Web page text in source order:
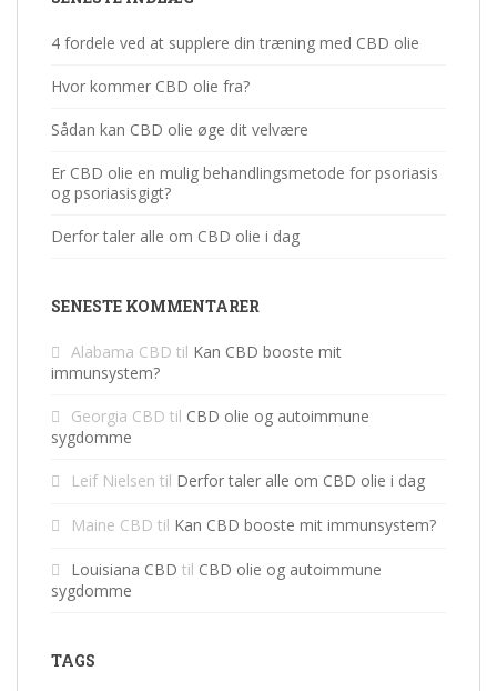
4 fordele ved at supplere din træning med CBD olie
Hvor kommer CBD olie fra?
Sådan kan CBD olie øge dit velvære
Er CBD olie en mulig behandlingsmetode for psoriasis
og psoriasisgigt?
Derfor taler alle om CBD olie i dag
SENESTE KOMMENTARER
Alabama CBD til Kan CBD booste mit
immunsystem?
Georgia CBD til CBD olie og autoimmune
sygdomme
Leif Nielsen til Derfor taler alle om CBD olie i dag
Maine CBD til Kan CBD booste mit immunsystem?
Louisiana CBD til CBD olie og autoimmune
sygdomme
TAGS